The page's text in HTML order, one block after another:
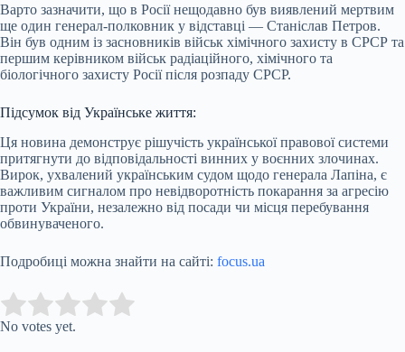
Варто зазначити, що в Росії нещодавно був виявлений мертвим
ще один генерал-полковник у відставці — Станіслав Петров.
Він був одним із засновників військ хімічного захисту в СРСР та
першим керівником військ радіаційного, хімічного та
біологічного захисту Росії після розпаду СРСР.
Підсумок від Українське життя:
Ця новина демонструє рішучість української правової системи
притягнути до відповідальності винних у воєнних злочинах.
Вирок, ухвалений українським судом щодо генерала Лапіна, є
важливим сигналом про невідворотність покарання за агресію
проти України, незалежно від посади чи місця перебування
обвинуваченого.
Подробиці можна знайти на сайті: focus.ua
Rate this item:
No votes yet.